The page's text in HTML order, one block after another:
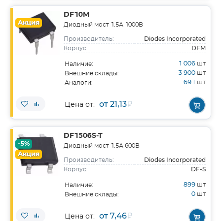
Акция
DF10M
Диодный мост 1.5А 1000В
Производитель: Diodes Incorporated
Корпус: DFM
Наличие: 1 006 шт
Внешние склады: 3 900 шт
Аналоги: 691 шт
Цена от: от 21,13₽
-5%
Акция
DF1506S-T
Диодный мост 1.5А 600В
Производитель: Diodes Incorporated
Корпус: DF-S
Наличие: 899 шт
Внешние склады: 0 шт
Цена от: от 7,46₽